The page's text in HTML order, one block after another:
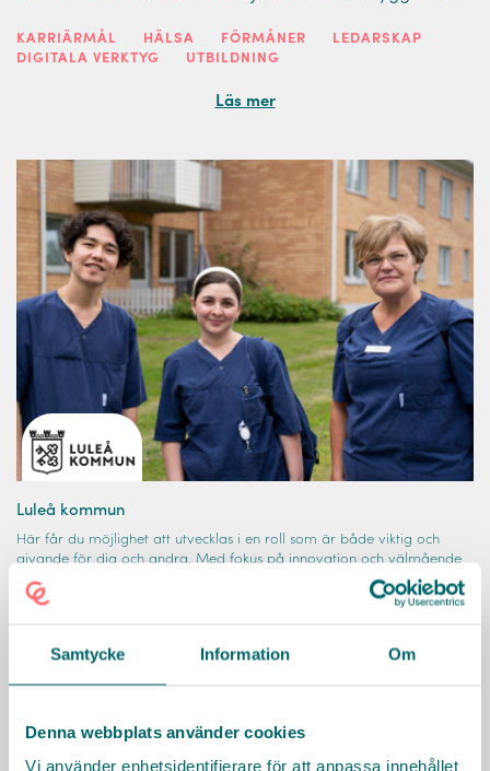
Samtycke Information Om
Denna webbplats använder cookies
Vi använder enhetsidentifierare för att anpassa innehållet
KARRIÄRMÅL HÄLSA FÖRMÅNER
LEDARSKAP
DIGITALA VERKTYG
UTBILDNING
Läs mer
Luleå kommun
Här får du möjlighet att utvecklas i en roll som är både viktig och
givande för dig och andra. Med fokus på innovation och välmående
skapar vi tillsammans en värdefull vardag för Lulebor i behov av stöd.